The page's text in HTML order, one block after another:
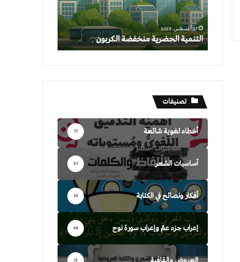
27 أغسطس، 2025
التنمية الحضرية منخفضة الكربون
تصنيفات
أخطاء لغوية شائعة 73
أساسيات الشعر 10
أفكار ونصائح في الكتابة 16
إعراب جزء عمّ وإعراب سورة نوح 68
31